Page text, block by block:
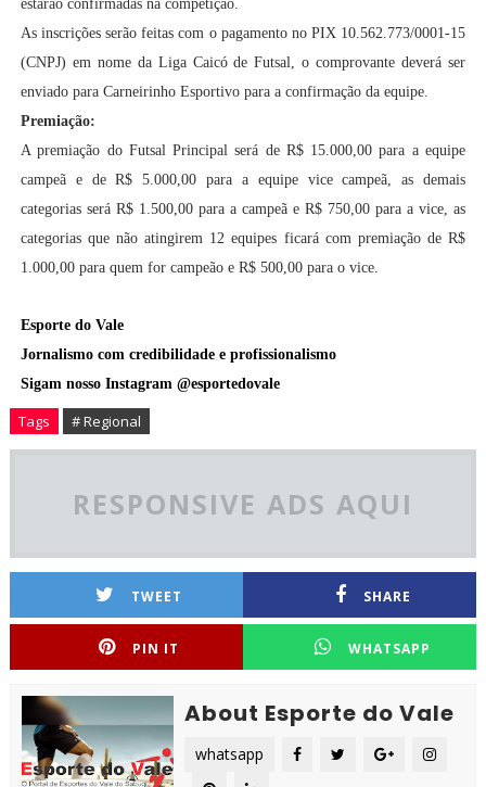
estarão confirmadas na competição.
As inscrições serão feitas com o pagamento no PIX 10.562.773/0001-15
(CNPJ) em nome da Liga Caicó de Futsal, o comprovante deverá ser
enviado para Carneirinho Esportivo para a confirmação da equipe.
Premiação:
A premiação do Futsal Principal será de R$ 15.000,00 para a equipe
campeã e deR$ 5.000,00 para a equipe vice campeã, as demais
categorias será R$ 1.500,00 para a campeã e R$ 750,00 para a vice, as
categorias que não atingirem 12 equipes ficará com premiação de R$
1.000,00 para quem for campeão e R$ 500,00 para o vice.
Esporte do Vale
Jornalismo com credibilidade e profissionalismo
Sigam nosso Instagram @esportedovale
Tags # Regional
RESPONSIVE ADS AQUI
TWEET SHARE
PIN IT WHATSAPP
About Esporte do Vale
whatsapp